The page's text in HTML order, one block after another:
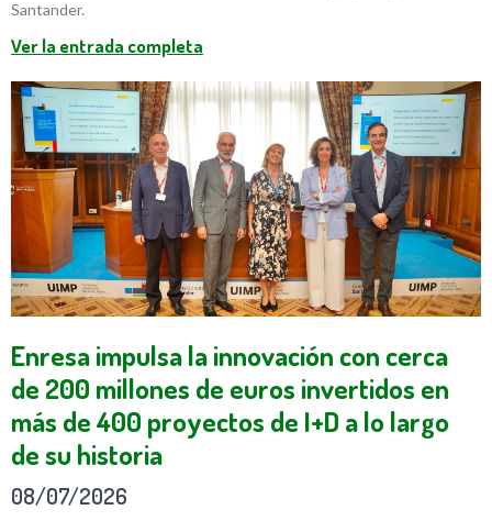
Santander.
Ver la entrada completa
Enresa impulsa la innovación con cerca
de 200 millones de euros invertidos en
más de 400 proyectos de I+D a lo largo
de su historia
08/07/2026